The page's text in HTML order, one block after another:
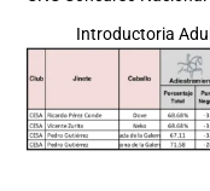
Introductoria